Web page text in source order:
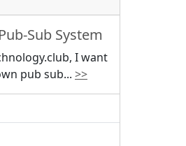
Sub System
I want
pub sub... >>